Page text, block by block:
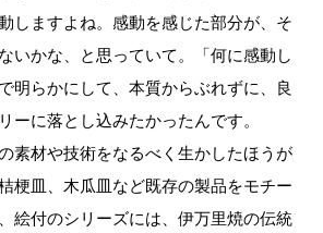
しますよね。感動を感じた部分が、そ
いかな、と思っていて。「何に感動し
明らかにして、本質からぶれずに、良
ーに落とし込みたかったんです。
素材や技術をなるべく生かしたほうが
梗皿、木瓜皿など既存の製品をモチー
絵付のシリーズには、伊万里焼の伝統